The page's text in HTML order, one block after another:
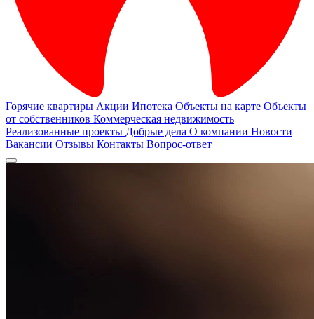
Горячие квартиры Акции Ипотека Объекты на карте Объекты
от собственников Коммерческая недвижимость
Реализованные проекты Добрые дела О компании Новости
Вакансии Отзывы Контакты Вопрос-ответ